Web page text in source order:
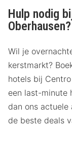
Hulp nodig
Oberhausen?
Wil je
kerstmarkt?
hotels bij
een last-minute
dan ons
de beste deals